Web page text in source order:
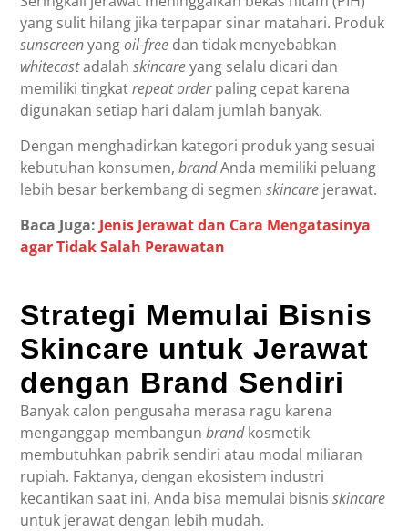
yang sulit hilang jika terpapar sinar matahari. Produk
sunscreenyangoil-free dan tidak menyebabkan
whitecastadalahskincareyang selalu dicari dan
memiliki tingkatrepeat orderpaling cepat karena
digunakan setiap hari dalam jumlah banyak.
Dengan menghadirkan kategori produk yang sesuai
kebutuhan konsumen,brandAnda memiliki peluang
lebih besar berkembang di segmen skincare jerawat.
Baca Juga: Jenis Jerawat dan Cara Mengatasinya
agar Tidak Salah Perawatan
Strategi Memulai Bisnis
Skincare untuk Jerawat
dengan Brand Sendiri
Banyak calon pengusaha merasa ragu karena
menganggap membangunbrandkosmetik
membutuhkan pabrik sendiri atau modal miliaran
rupiah. Faktanya, dengan ekosistem industri
kecantikan saat ini, Anda bisa memulai bisnis skincare
untuk jerawat dengan lebih mudah.